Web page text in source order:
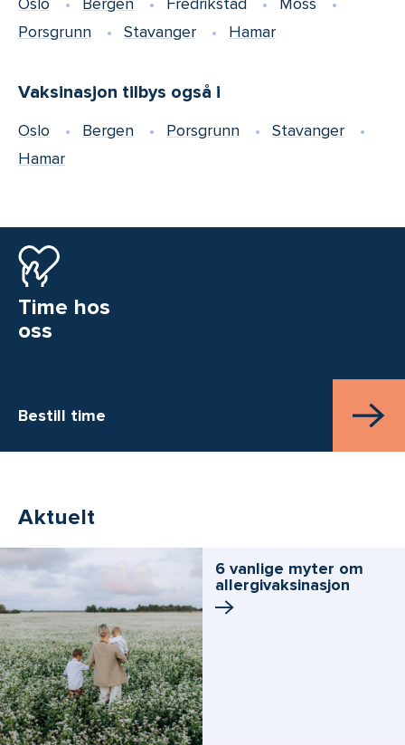
Porsgrunn
Stavanger Hamar
Vaksinasjon tilbys også i
Oslo Bergen Porsgrunn
Stavanger
Hamar
Time hos
oss
Bestill time
Aktuelt
6 vanlige myter om
allergivaksinasjon